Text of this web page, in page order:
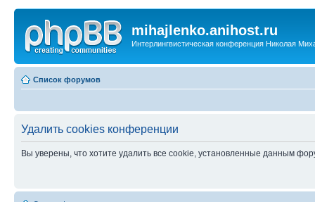
mihajlenko.anihost.ru
Интерлингвистическая конференция Николая
Список форумов
Удалить cookies конференции
Вы уверены, что хотите удалить все cookie, установленные данным